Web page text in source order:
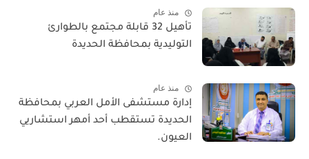
منذ عام
تأهيل 32 قابلة مجتمع بالطوارئ
التوليدية بمحافظة الحديدة
منذ عام
إدارة مستشفى الأمل العربي بمحافظة
الحديدة تستقطب أحد أمهر استشاريي
العيون.